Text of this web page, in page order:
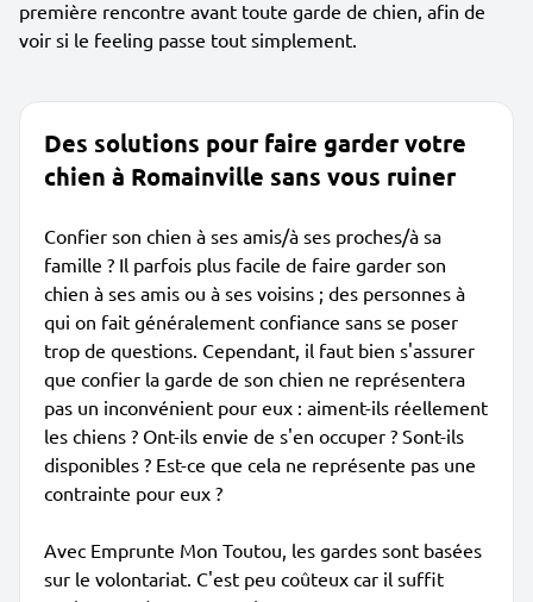
première rencontre avant toute garde de chien, afin de
voir si le feeling passe tout simplement.
Des solutions pour faire garder votre
chien à Romainville sans vous ruiner
Confier son chien à ses amis/à ses proches/à sa
famille ? Il parfois plus facile de faire garder son
chien à ses amis ou à ses voisins ; des personnes à
qui on fait généralement confiance sans se poser
trop de questions. Cependant, il faut bien s'assurer
que confier la garde de son chien ne représentera
pas un inconvénient pour eux : aiment-ils réellement
les chiens ? Ont-ils envie de s'en occuper ? Sont-ils
disponibles ? Est-ce que cela ne représente pas une
contrainte pour eux ?
Avec Emprunte Mon Toutou, les gardes sont basées
sur le volontariat. C'est peu coûteux car il suffit